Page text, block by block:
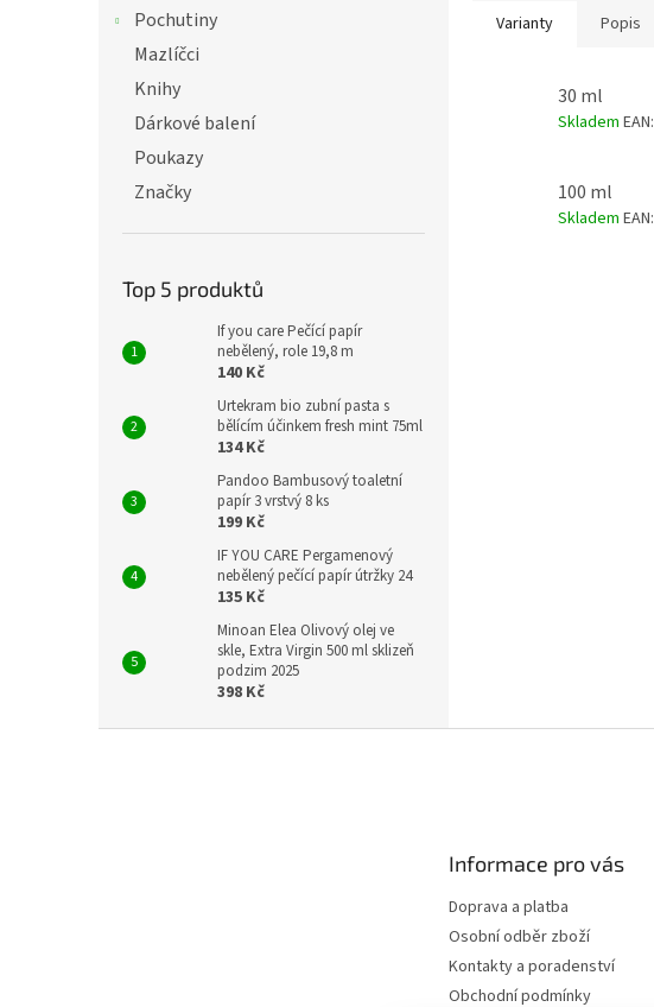
Pochutiny
Mazlíčci
Knihy
Dárkové balení
Poukazy
Značky
Top 5 produktů
If you care Pečící papír
nebělený, role 19,8 m
140 Kč
Urtekram bio zubní pasta s
bělícím účinkem fresh mint 75ml
134 Kč
Pandoo Bambusový toaletní
papír 3 vrstvý 8 ks
199 Kč
IF YOU CARE Pergamenový
nebělený pečící papír útržky 24
135 Kč
Minoan Elea Olivový olej ve
skle, Extra Virgin 500 ml sklizeň
podzim 2025
398 Kč
Varianty Popis
30 ml
Skladem EAN:
100 ml
Skladem EAN:
Informace pro vás
Doprava a platba
Osobní odběr zboží
Kontakty a poradenství
Obchodní podmínky